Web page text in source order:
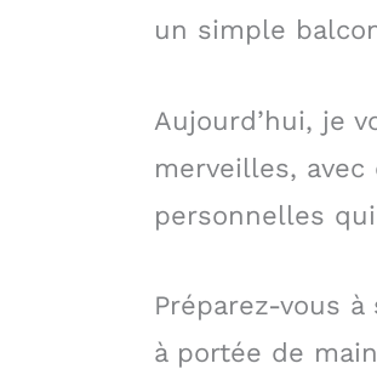
un simple
Aujourd’hui, je
merveilles,
personnelles
Préparez-vous
à portée de